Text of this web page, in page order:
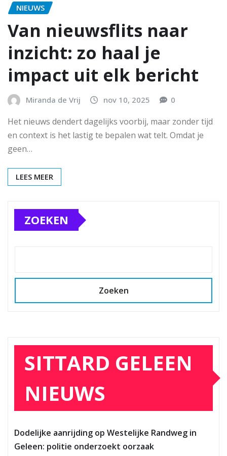
NIEUWS
Van nieuwsflits naar
inzicht: zo haal je
impact uit elk bericht
Miranda de Vrij nov 10, 2025 0
Het nieuws dendert dagelijks voorbij, maar zonder tijd
en context is het lastig te bepalen wat telt. Omdat je
geen…
LEES MEER
ZOEKEN
Zoeken
SITTARD GELEEN
NIEUWS
Dodelijke aanrijding op Westelijke Randweg in
Geleen: politie onderzoekt oorzaak